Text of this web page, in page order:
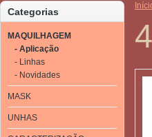
Categorias
MAQUILHAGEM
- Aplicação
- Linhas
- Novidades
MASK
UNHAS